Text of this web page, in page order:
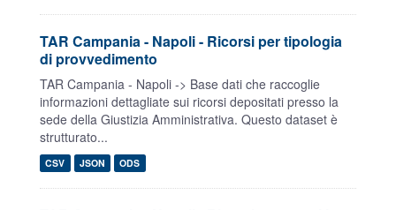
TAR Campania - Napoli - Ricorsi per tipologia
di provvedimento
TAR Campania - Napoli -> Base dati che raccoglie
informazioni dettagliate sui ricorsi depositati presso la
sede della Giustizia Amministrativa. Questo dataset è
strutturato...
CSV JSON ODS